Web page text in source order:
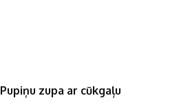
Pupiņu zupa ar cūkgaļu